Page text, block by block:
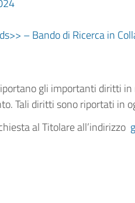
– Bando di Ricerca in
gli importanti diritti
Tali diritti sono riportati in
al Titolare all’indirizzo